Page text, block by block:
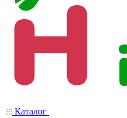
Каталог